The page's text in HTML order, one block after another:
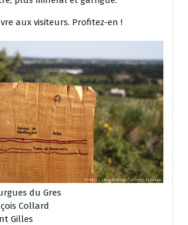
aux visiteurs. Profitez-en !
du Gres
Collard
Gilles